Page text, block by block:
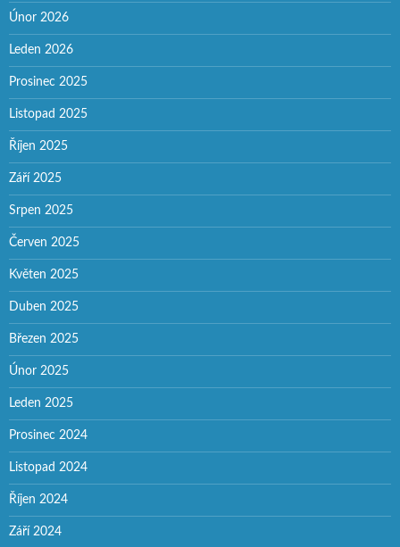
Únor 2026
Leden 2026
Prosinec 2025
Listopad 2025
Říjen 2025
Září 2025
Srpen 2025
Červen 2025
Květen 2025
Duben 2025
Březen 2025
Únor 2025
Leden 2025
Prosinec 2024
Listopad 2024
Říjen 2024
Září 2024